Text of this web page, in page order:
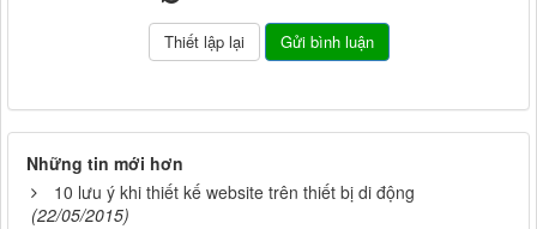
Những tin mới hơn
10 lưu ý khi thiết kế website trên thiết bị di động
(22/05/2015)